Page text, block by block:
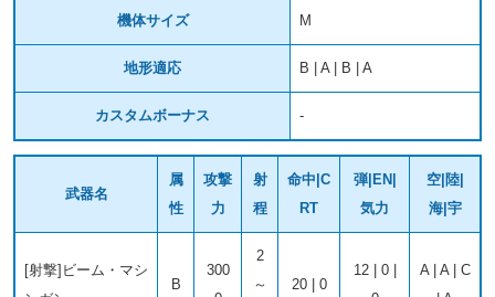
機体サイズ M
地形適応 B | A | B | A
カスタムボーナス -
武器名
属
性
攻撃
力
射
程
命中|C
RT
弾|EN|
気力
空|陸|
海|宇
[射撃]ビーム・マシ
B
300
2
～
20 | 0
12 | 0 |
A | A | C